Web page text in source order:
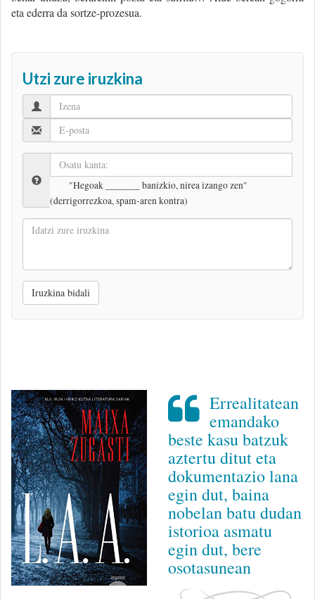
eta ederra da sortze-prozesua.
Utzi zure iruzkina
"Hegoak _______ banizkio, nirea izango zen"
(derrigorrezkoa, spam-aren kontra)
Idatzi
Iruzkina bidali
Errealitatean
emandako
beste kasu batzuk
aztertu ditut eta
dokumentazio lana
egin dut, baina
nobelan batu dudan
istorioa asmatu
egin dut, bere
osotasunean